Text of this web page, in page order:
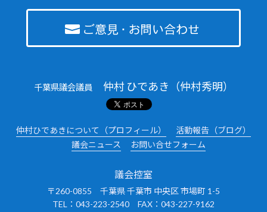
千葉県議会議員 仲村 ひであき（仲村秀明）
仲村ひであきについて（プロフィール）
活動報告（ブログ）
議会ニュース
お問い合せフォーム
議会控室
〒260-0855 千葉県 千葉市 中央区 市場町 1-5
TEL：043-223-2540 FAX：043-227-9162